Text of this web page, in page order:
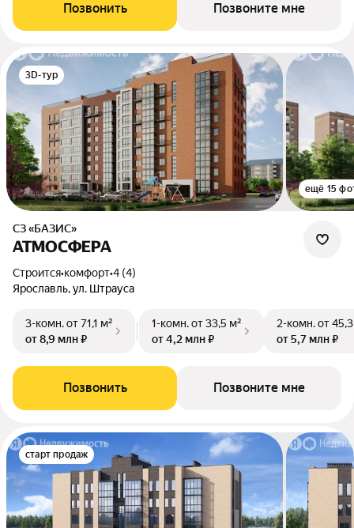
Позвонить Позвоните мне
3D-тур
ещё 15
СЗ «БАЗИС»
АТМОСФЕРА
Строится•комфорт•4 (4)
Ярославль, ул. Штрауса
3-комн.от 71,1 м²
от 8,9 млн ₽
1-комн.от 33,5 м²
от 4,2 млн ₽
2-комн.от
от 5,7 млн ₽
Позвонить Позвоните мне
старт продаж